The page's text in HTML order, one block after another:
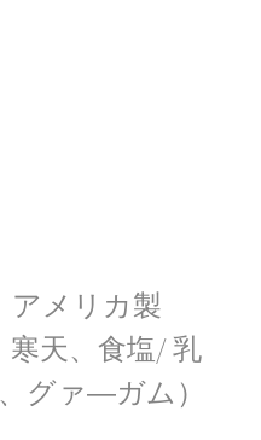
アメリカ製
天、食塩/ 乳
グァ―ガム）